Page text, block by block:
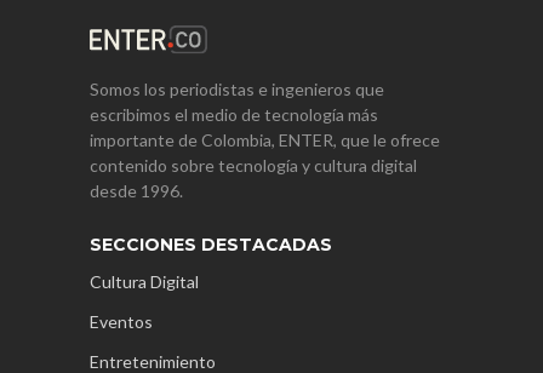
Somos los periodistas e ingenieros que
escribimos el medio de tecnología más
importante de Colombia, ENTER, que le ofrece
contenido sobre tecnología y cultura digital
desde 1996.
SECCIONES DESTACADAS
Cultura Digital
Eventos
Entretenimiento